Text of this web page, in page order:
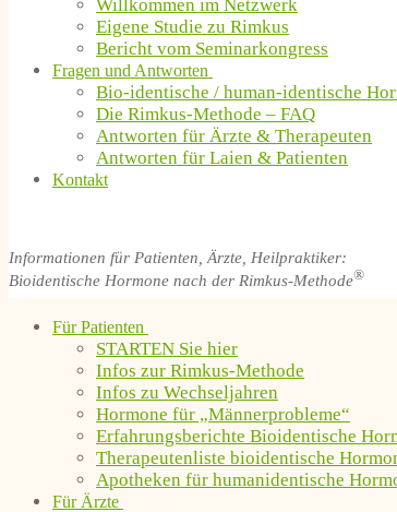
Willkommen im Netzwerk
Eigene Studie zu Rimkus
Bericht vom Seminarkongress
Fragen und Antworten
Bio-identische / human-identische
Die Rimkus-Methode – FAQ
Antworten für Ärzte & Therapeuten
Antworten für Laien & Patienten
Kontakt
Informationen für Patienten, Ärzte, Heilpraktiker:
Bioidentische Hormone nach der Rimkus-Methode®
Für Patienten
STARTEN Sie hier
Infos zur Rimkus-Methode
Infos zu Wechseljahren
Hormone für „Männerprobleme“
Erfahrungsberichte Bioidentische
Therapeutenliste bioidentische
Apotheken für humanidentische
Für Ärzte